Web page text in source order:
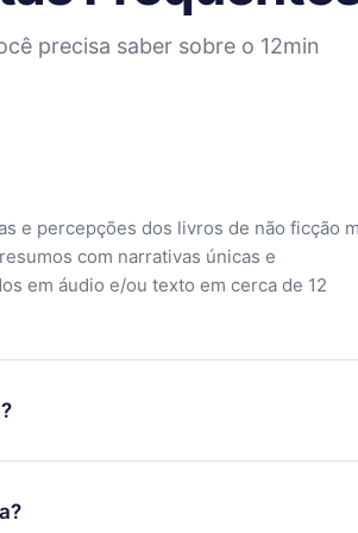
precisa saber sobre o 12min
e percepções dos livros de não ficção
com narrativas únicas e
em áudio e/ou texto em cerca de 12
a aproveitar nossa biblioteca. Se por
basta entrar em contato com nossa
até 7 dias após a compra e solicitar o